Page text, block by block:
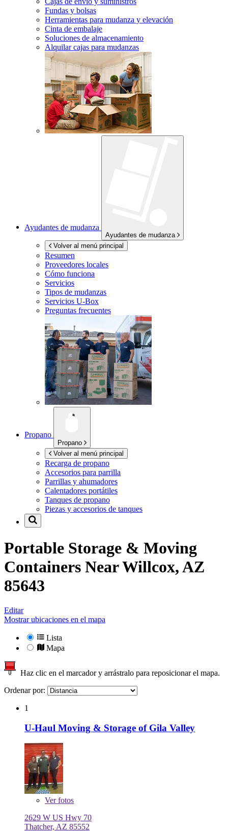
Fundas y bolsas
Herramientas para mudanza y elevación
Cinta de embalaje
Soluciones de almacenamiento
Alquilar cajas para mudanzas
Ayudantes de mudanza
Ayudantes de mudanza
Volver al menú principal
Resumen
Proveedores locales
Cómo funciona
Servicios
Tipos de mudanzas
Servicios U-Box
Preguntas frecuentes
Propano
Propano
Volver al menú principal
Recarga de propano
Accesorios para parrilla
Parrillas y ahumadores
Calentadores portátiles
Tanques de propano
Piezas y accesorios de tanques
Portable Storage & Moving
Containers NearWillcox, AZ
85643
Editar
Mostrar ubicaciones en el mapa
Lista
Mapa
Haz clic en el marcador y arrástralo para reposicionar el mapa.
Ordenar por:
1
U-Haul Moving & Storage of Gila Valley
Verfotos
2629 W US Hwy 70
Thatcher, AZ 85552